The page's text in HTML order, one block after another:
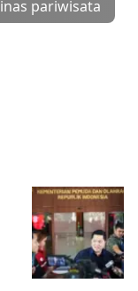
pariwisata